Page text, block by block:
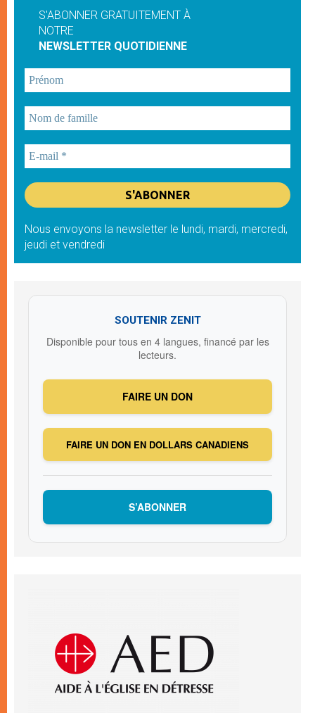
S'ABONNER GRATUITEMENT À
NOTRE
NEWSLETTER QUOTIDIENNE
Nous envoyons la newsletter le lundi, mardi, mercredi,
jeudi et vendredi
SOUTENIR ZENIT
Disponible pour tous en 4 langues, financé par les
lecteurs.
FAIRE UN DON
FAIRE UN DON EN DOLLARS CANADIENS
S’ABONNER